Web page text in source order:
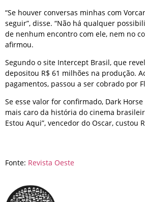
“Se houver conversas minhas com
seguir”, disse. “Não há qualquer
de nenhum encontro com ele, nem no
afirmou.
Segundo o site Intercept Brasil, que
depositou R$ 61 milhões na produção.
pagamentos, passou a ser cobrado por
Se esse valor for confirmado, Dark
mais caro da história do cinema
Estou Aqui”, vencedor do Oscar, custou
Fonte: Revista Oeste